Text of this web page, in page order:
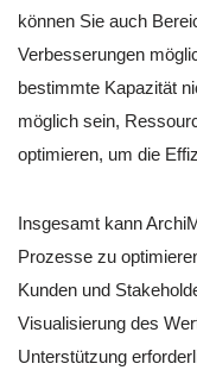
können Sie auch
Verbesserungen
bestimmte Kapazität
möglich sein,
optimieren, um die
Insgesamt kann
Prozesse zu
Kunden und
Visualisierung des
Unterstützung